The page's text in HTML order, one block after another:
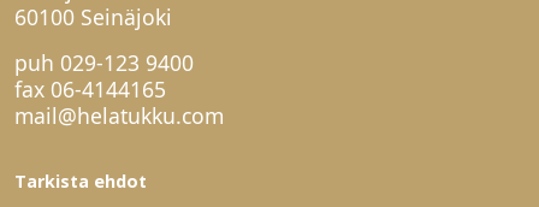
60100 Seinäjoki
puh 029-123 9400
fax 06-4144165
mail@helatukku.com
Tarkista ehdot